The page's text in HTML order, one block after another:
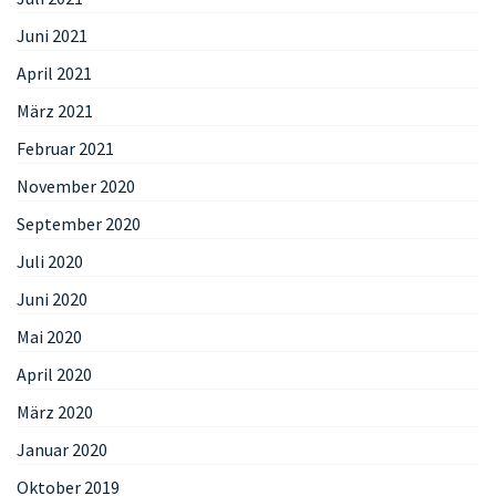
Juni 2021
April 2021
März 2021
Februar 2021
November 2020
September 2020
Juli 2020
Juni 2020
Mai 2020
April 2020
März 2020
Januar 2020
Oktober 2019